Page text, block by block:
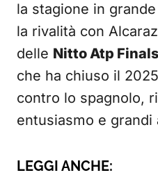
la stagione in
la rivalità con
delle Nitto Atp
che ha chiuso il
contro lo spagnolo,
entusiasmo e grandi
LEGGI ANCHE: